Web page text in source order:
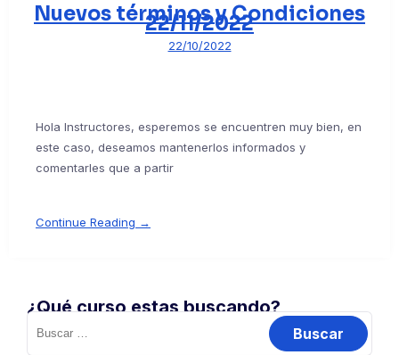
Nuevos términos y Condiciones
22/11/2022
22/10/2022
Hola Instructores, esperemos se encuentren muy bien, en
este caso, deseamos mantenerlos informados y
comentarles que a partir
Continue Reading →
¿Qué curso estas buscando?
Buscar: